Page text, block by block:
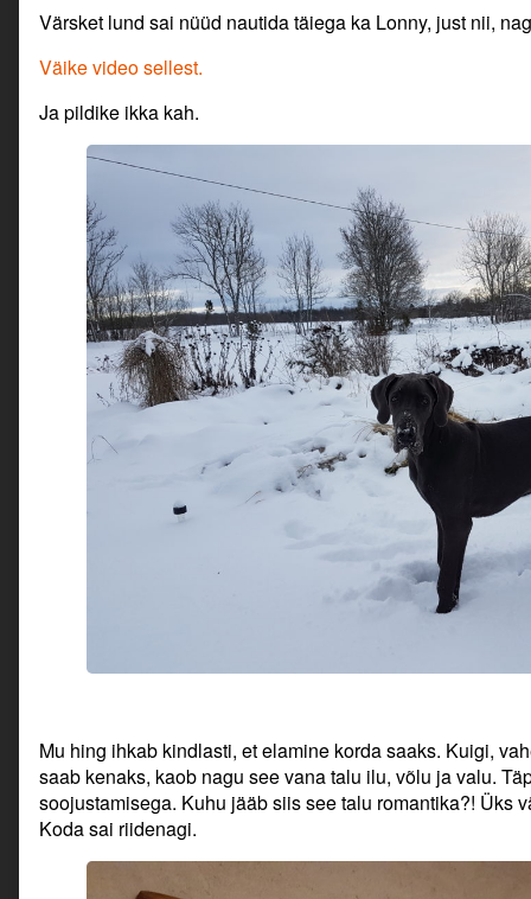
Värsket lund sai nüüd nautida täiega ka Lonny, just nii,
Väike video sellest.
Ja pildike ikka kah.
Mu hing ihkab kindlasti, et elamine korda saaks. Kuigi,
saab kenaks, kaob nagu see vana talu ilu, võlu ja valu.
soojustamisega. Kuhu jääb siis see talu romantika?! Üks
Koda sai riidenagi.